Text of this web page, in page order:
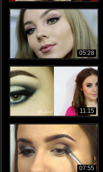
05:28
11:15
07:55